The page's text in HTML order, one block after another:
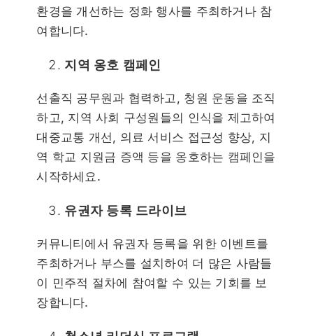
환경을 개선하는 정화 행사를 주최하거나 참
여합니다.
지역 옹호 캠페인
선출직 공무원과 협력하고, 청원 운동을 조직
하고, 지역 사회 구성원들의 인식을 제고하여
대중교통 개선, 의료 서비스 접근성 향상, 지
역 학교 지원금 증액 등을 옹호하는 캠페인을
시작하세요.
유권자 등록 드라이브
커뮤니티에서 유권자 등록을 위한 이벤트를
주최하거나 부스를 설치하여 더 많은 사람들
이 민주적 절차에 참여할 수 있는 기회를 보
장합니다.